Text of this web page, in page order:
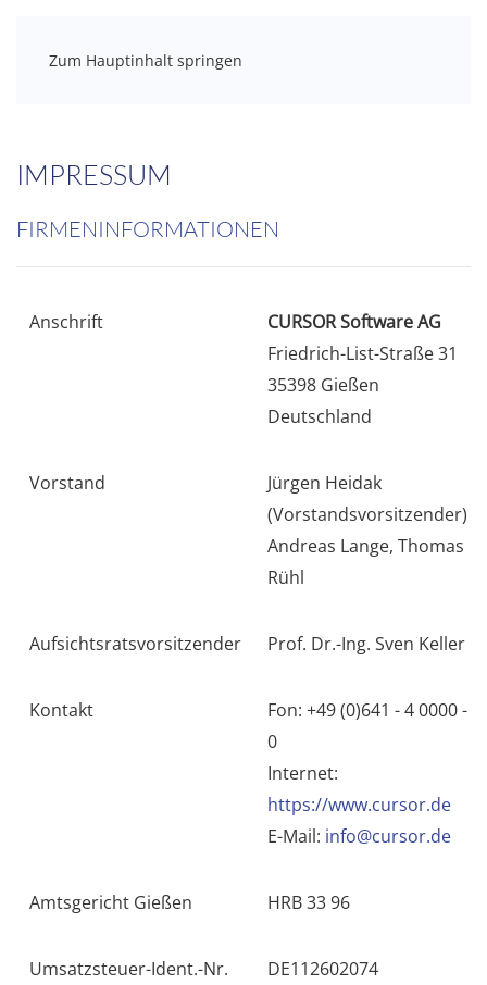
Zum Hauptinhalt springen
IMPRESSUM
FIRMENINFORMATIONEN
Anschrift
CURSOR Software AG
Friedrich-List-Straße 31
35398 Gießen
Deutschland
Vorstand
Jürgen Heidak
(Vorstandsvorsitzender)
Andreas Lange, Thomas
Rühl
Aufsichtsratsvorsitzender Prof. Dr.-Ing. Sven Keller
Kontakt
Fon: +49 (0)641 - 4 0000 -
0
Internet:
https://www.cursor.de
E-Mail: info@cursor.de
Amtsgericht Gießen HRB 33 96
Umsatzsteuer-Ident.-Nr. DE112602074